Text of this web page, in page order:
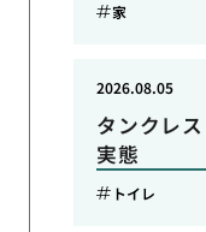
家
タンクレ
実態
2026.08.05
トイレ